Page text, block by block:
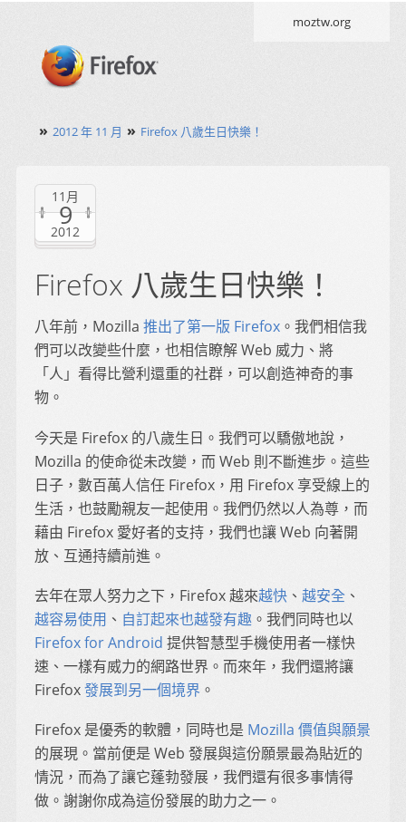
moztw.org
» 2012 年 11 月 » Firefox 八歲生日快樂！
11月
9
2012
Firefox 八歲生日快樂！
八年前，Mozilla 推出了第一版 Firefox 。我們相信我
們可以改變些什麼，也相信瞭解 Web 威力、將
「人」看得比營利還重的社群，可以創造神奇的事
物。
今天是 Firefox 的八歲生日。我們可以驕傲地說，
Mozilla 的使命從未改變，而 Web 則不斷進步。這些
日子，數百萬人信任 Firefox，用 Firefox 享受線上的
生活，也鼓勵親友一起使用。我們仍然以人為尊，而
藉由 Firefox 愛好者的支持，我們也讓 Web 向著開
放、互通持續前進。
去年在眾人努力之下，Firefox 越來越快 、 越安全 、
越容易使用 、 自訂起來也越發有趣 。我們同時也以
Firefox for Android 提供智慧型手機使用者一樣快
速、一樣有威力的網路世界。而來年，我們還將讓
Firefox發展到另一個境界 。
Firefox 是優秀的軟體，同時也是 Mozilla 價值與願景
的展現。當前便是 Web 發展與這份願景最為貼近的
情況，而為了讓它蓬勃發展，我們還有很多事情得
做。謝謝你成為這份發展的助力之一。